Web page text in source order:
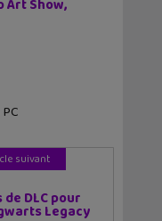
Art Show,
suivant
de DLC pour
Legacy